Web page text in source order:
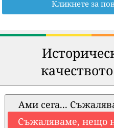
Кликнете за
Ами сега...
Съжаляваме, нещо